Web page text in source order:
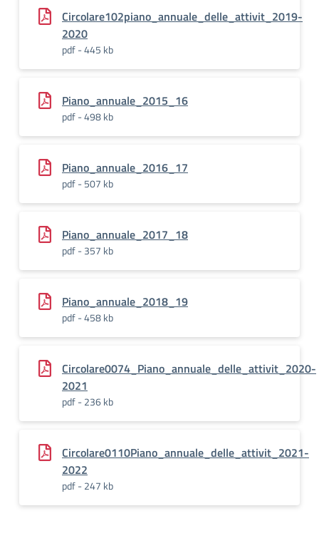
Circolare102piano_annuale_delle_attivit_2019-
2020
pdf - 445 kb
Piano_annuale_2015_16
pdf - 498 kb
Piano_annuale_2016_17
pdf - 507 kb
Piano_annuale_2017_18
pdf - 357 kb
Piano_annuale_2018_19
pdf - 458 kb
Circolare0074_Piano_annuale_delle_attivit_2020-
2021
pdf - 236 kb
Circolare0110Piano_annuale_delle_attivit_2021-
2022
pdf - 247 kb